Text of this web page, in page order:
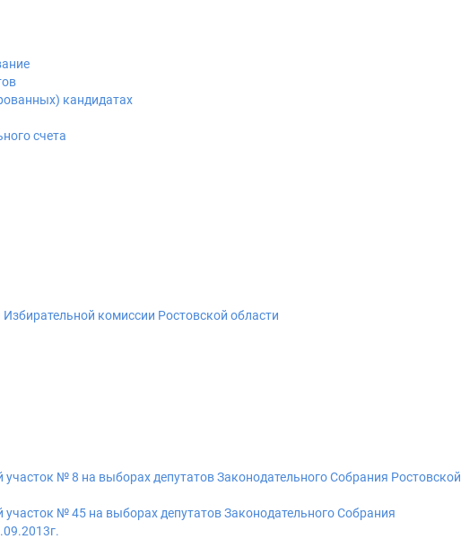
кандидатах
счета
комиссии Ростовской области
№ 8 на выборах депутатов Законодательного Собрания Ростовской
№ 45 на выборах депутатов Законодательного Собрания